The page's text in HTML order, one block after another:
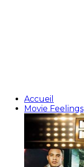
Accueil
Movie Feelings